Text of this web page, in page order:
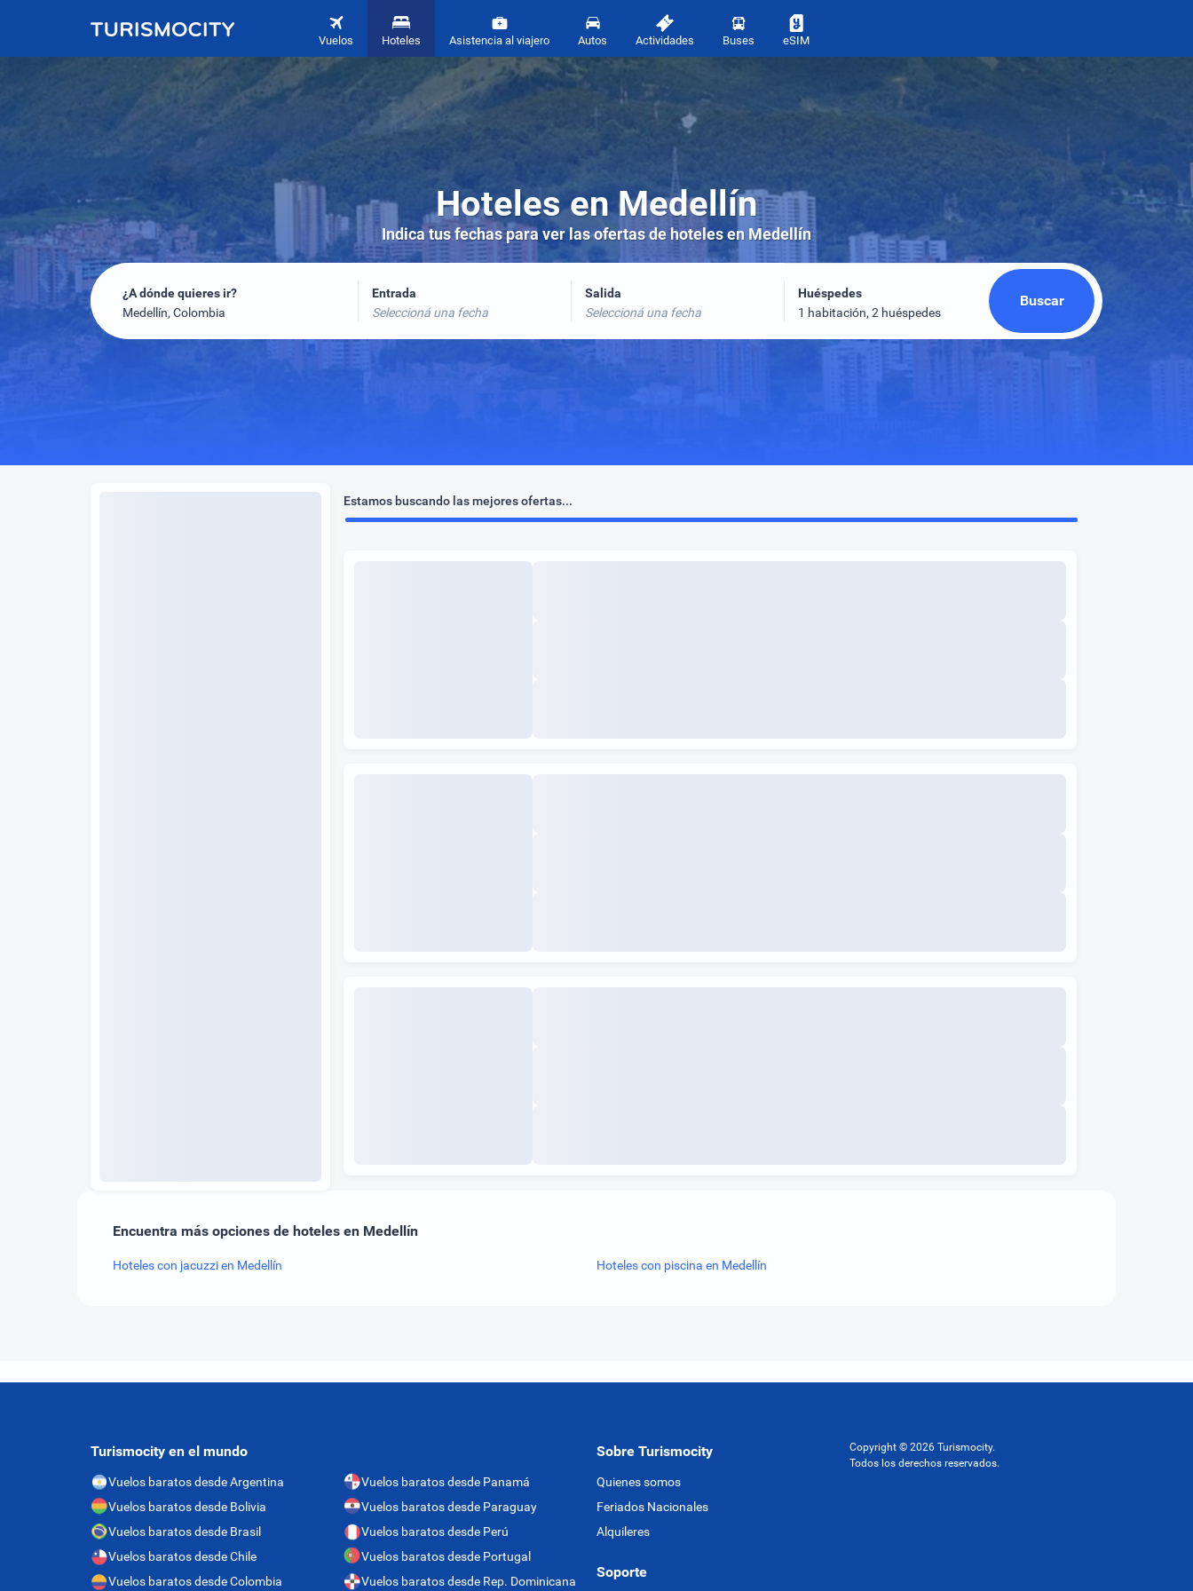
Vuelos Hoteles Asistencia al viajero Autos Actividades Buses eSIM
Hoteles en Medellín
Indica tus fechas para ver las ofertas de hoteles en Medellín
¿A dónde quieres ir?
Medellín, Colombia
Entrada
Seleccioná una fecha
Salida
Seleccioná una fecha
Huéspedes Buscar
Estamos buscando las mejores ofertas...
Encuentra más opciones de hoteles en Medellín
Hoteles con jacuzzi en Medellín Hoteles con piscina en Medellín
Turismocity en el mundo
Vuelos baratos desde Argentina
Vuelos baratos desde Bolivia
Vuelos baratos desde Brasil
Vuelos baratos desde Chile
Vuelos baratos desde Colombia
Vuelos baratos desde Panamá
Vuelos baratos desde Paraguay
Vuelos baratos desde Perú
Vuelos baratos desde Portugal
Vuelos baratos desde Rep. Dominicana
Sobre Turismocity
Quienes somos
Feriados Nacionales
Alquileres
Soporte
Copyright © 2026 Turismocity.
Todos los derechos reservados.